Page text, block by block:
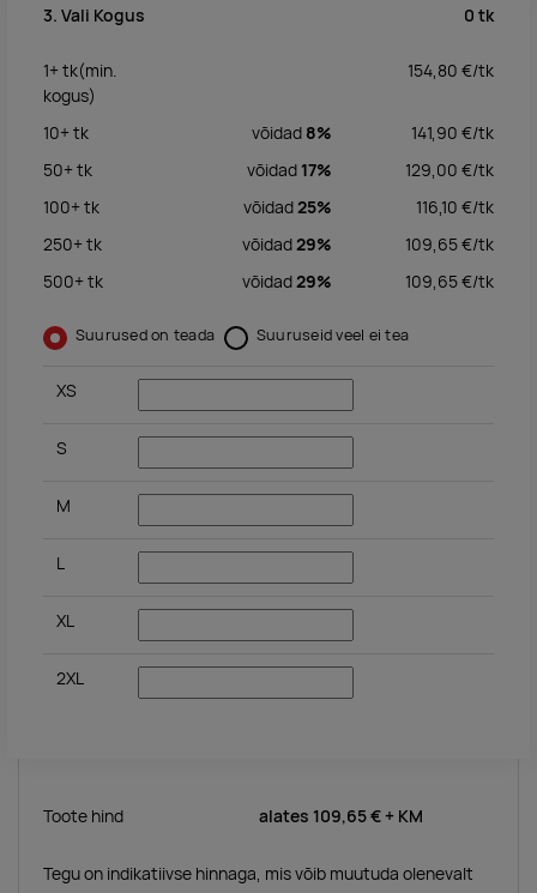
3. Vali Kogus 0 tk
1+tk(min.
kogus)
154,80 €/tk
10+tk võidad 8% 141,90 €/tk
50+tk võidad 17% 129,00 €/tk
100+tk võidad25% 116,10 €/tk
250+tk võidad29% 109,65€/tk
500+tk võidad29% 109,65€/tk
Suurused on teada Suuruseid veel ei tea
XS
S
M
L
XL
2XL
Toote hind alates 109,65 € + KM
Tegu on indikatiivse hinnaga, mis võib muutuda olenevalt